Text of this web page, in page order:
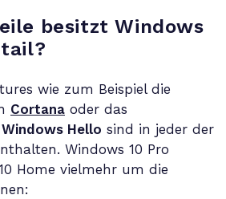
besitzt Windows
wie zum Beispiel die
Cortana oder das
Windows Hello sind in jeder der
Windows 10 Pro
Home vielmehr um die